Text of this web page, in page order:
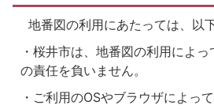
地番図の利用にあたっては、以
・桜井市は、地番図の利用によ
の責任を負いません。
・ご利用のOSやブラウザによっ